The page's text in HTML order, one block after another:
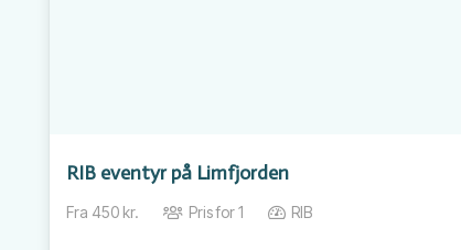
RIB eventyr på Limfjorden
Fra 450 kr. Pris for1 RIB